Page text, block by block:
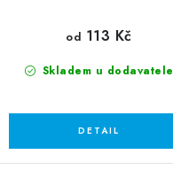
Skladem u dodavatele
od 113 Kč